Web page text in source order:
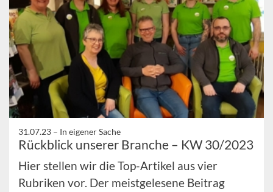
31.07.23 – In eigener Sache
Rückblick unserer Branche – KW 30/2023
Hier stellen wir die Top-Artikel aus vier
Rubriken vor. Der meistgelesene Beitrag